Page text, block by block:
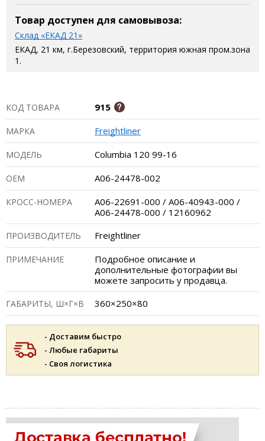
Товар доступен для самовывоза:
Склад «ЕКАД 21»
ЕКАД, 21 км, г.Березовский, территория южная пром.зона
1.
КОД ТОВАРА 915
МАРКА Freightliner
МОДЕЛЬ Columbia 120 99-16
ОЕМ A06-24478-002
КРОСС-НОМЕРА
A06-22691-000 / A06-40943-000 /
A06-24478-000 / 12160962
ПРОИЗВОДИТЕЛЬ Freightliner
ПРИМЕЧАНИЕ
Подробное описание и
дополнительные фотографии вы
можете запросить у продавца.
ГАБАРИТЫ, Ш×Г×В 360×250×80
- Доставим быстро
- Любые габариты
- Своя логистика